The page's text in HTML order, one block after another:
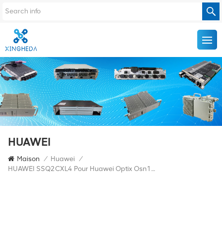
HUAWEI
Maison / Huawei /
HUAWEI SSQ2CXL4 Pour Huawei Optix Osn1500Bl OSN 2500 Cartes De Ligne De Connexion Croisée